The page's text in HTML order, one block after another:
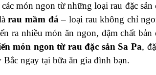
món ngon từ những loại rau đặc
rau mầm đá – loại rau không chỉ
ra nhiều món ăn ngon, đậm chất bản
món ngon từ rau đặc sản Sa Pa,
ngay tại bữa ăn gia đình bạn.